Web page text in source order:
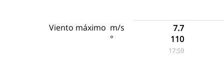
Viento máximo m/s
°
7.7
110
17:59